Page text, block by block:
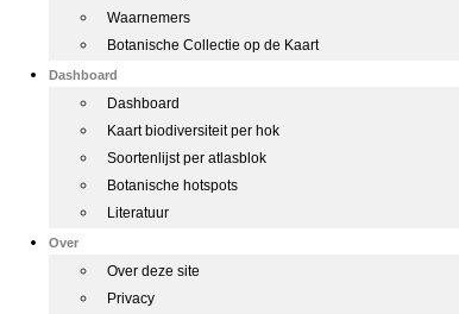
Waarnemers
Botanische Collectie op de Kaart
Dashboard
Dashboard
Kaart biodiversiteit per hok
Soortenlijst per atlasblok
Botanische hotspots
Literatuur
Over
Over deze site
Privacy